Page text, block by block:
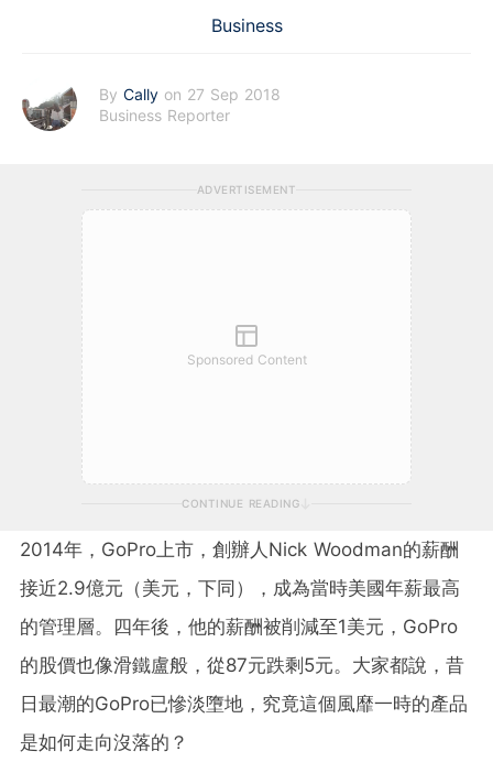
Business
By Cally on 27 Sep 2018
Business Reporter
ADVERTISEMENT
Sponsored Content
CONTINUE READING
2014年，GoPro上市，創辦人Nick Woodman的薪酬
接近2.9億元（美元，下同），成為當時美國年薪最高
的管理層。四年後，他的薪酬被削減至1美元，GoPro
的股價也像滑鐵盧般，從87元跌剩5元。大家都說，昔
日最潮的GoPro已慘淡墮地，究竟這個風靡一時的產品
是如何走向沒落的？